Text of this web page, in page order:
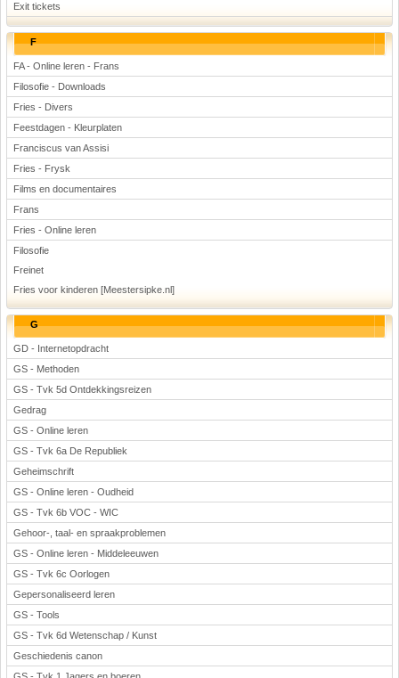
Exit tickets
F
FA - Online leren - Frans
Filosofie - Downloads
Fries - Divers
Feestdagen - Kleurplaten
Franciscus van Assisi
Fries - Frysk
Films en documentaires
Frans
Fries - Online leren
Filosofie
Freinet
Fries voor kinderen [Meestersipke.nl]
G
GD - Internetopdracht
GS - Methoden
GS - Tvk 5d Ontdekkingsreizen
Gedrag
GS - Online leren
GS - Tvk 6a De Republiek
Geheimschrift
GS - Online leren - Oudheid
GS - Tvk 6b VOC - WIC
Gehoor-, taal- en spraakproblemen
GS - Online leren - Middeleeuwen
GS - Tvk 6c Oorlogen
Gepersonaliseerd leren
GS - Tools
GS - Tvk 6d Wetenschap / Kunst
Geschiedenis canon